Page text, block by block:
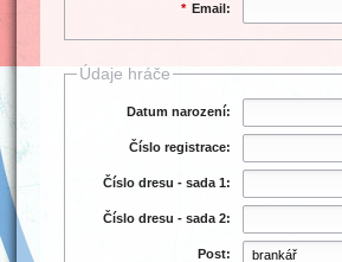
* Email:
Údaje hráče
Datum narození:
Číslo registrace:
Číslo dresu - sada 1:
Číslo dresu - sada 2:
Post: